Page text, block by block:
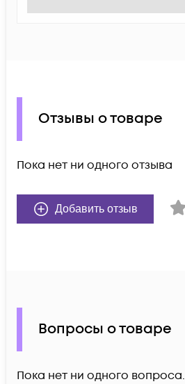
Отзывы о товаре
Пока нет ни одного отзыва
Добавить отзыв
Вопросы о товаре
Пока нет ни одного вопроса.